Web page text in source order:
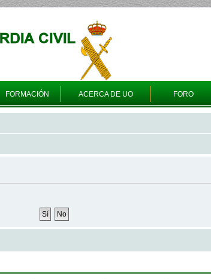
FORMACIÓN ACERCA DE UO FORO